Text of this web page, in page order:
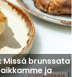
Missä brunssata
ja